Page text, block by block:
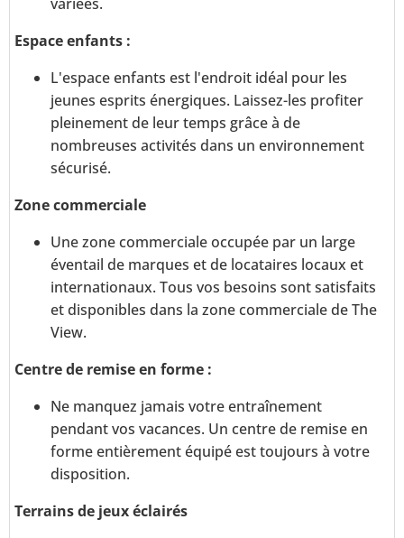
Espace enfants :
L'espace enfants est l'endroit idéal pour les
jeunes esprits énergiques. Laissez-les profiter
pleinement de leur temps grâce à de
nombreuses activités dans un environnement
sécurisé.
Zone commerciale
Une zone commerciale occupée par un large
éventail de marques et de locataires locaux et
internationaux. Tous vos besoins sont satisfaits
et disponibles dans la zone commerciale de The
View.
Centre de remise en forme :
Ne manquez jamais votre entraînement
pendant vos vacances. Un centre de remise en
forme entièrement équipé est toujours à votre
disposition.
Terrains de jeux éclairés